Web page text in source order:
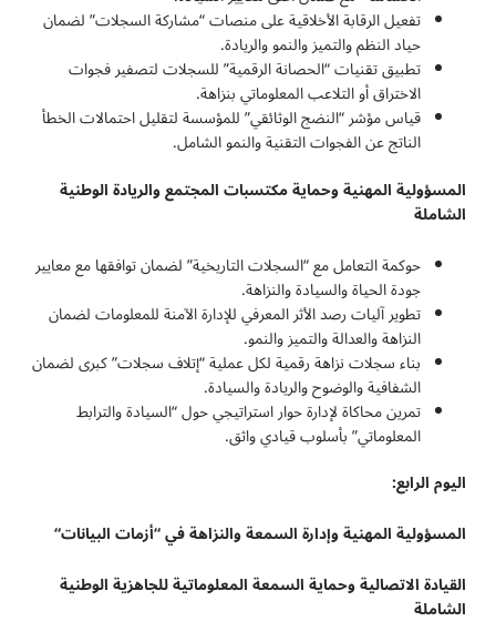
تفعيل الرقابة الأخلاقية على منصات “مشاركة السجلات” لضمان
حياد النظم والتميز والنمو والريادة.
تطبيق تقنيات “الحصانة الرقمية” للسجلات لتصفير فجوات
الاختراق أو التلاعب المعلوماتي بنزاهة.
قياس مؤشر “النضج الوثائقي” للمؤسسة لتقليل احتمالات الخطأ
الناتج عن الفجوات التقنية والنمو الشامل.
المسؤولية المهنية وحماية مكتسبات المجتمع والريادة الوطنية
الشاملة
حوكمة التعامل مع “السجلات التاريخية” لضمان توافقها مع معايير
جودة الحياة والسيادة والنزاهة.
تطوير آليات رصد الأثر المعرفي للإدارة الآمنة للمعلومات لضمان
النزاهة والعدالة والتميز والنمو.
بناء سجلات نزاهة رقمية لكل عملية “إتلاف سجلات” كبرى لضمان
الشفافية والوضوح والريادة والسيادة.
تمرين محاكاة لإدارة حوار استراتيجي حول “السيادة والترابط
المعلوماتي” بأسلوب قيادي واثق.
اليوم الرابع:
المسؤولية المهنية وإدارة السمعة والنزاهة في “أزمات البيانات“
القيادة الاتصالية وحماية السمعة المعلوماتية للجاهزية الوطنية
الشاملة